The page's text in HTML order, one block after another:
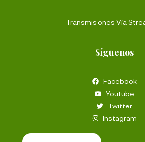
Transmisiones Vía
Síguenos
Facebook
Youtube
Twitter
Instagram